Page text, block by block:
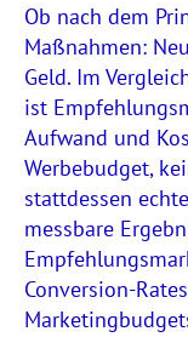
Ob nach dem
Maßnahmen:
Geld. Im
ist
Aufwand und
Werbebudget,
stattdessen
messbare
Conversion-